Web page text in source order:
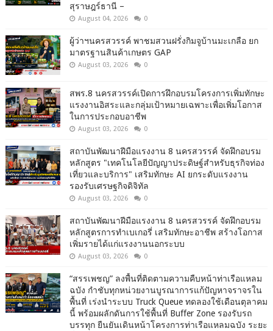
สุราษฎร์ธานี –
August 04, 2026 0
ผู้ว่าฯนครสวรรค์ พาชมสวนฝรั่งกิมจูบ้านมะเกลือ ยก
มาตรฐานสินค้าเกษตร GAP
August 03, 2026 0
สพร.8 นครสวรรค์เปิดการฝึกอบรมโครงการเพิ่มทักษะ
แรงงานอิสระและกลุ่มเป้าหมายเฉพาะเพื่อเพิ่มโอกาส
ในการประกอบอาชีพ
August 03, 2026 0
สถาบันพัฒนาฝีมือแรงงาน 8 นครสวรรค์ จัดฝึกอบรม
หลักสูตร "เทคโนโลยีปัญญาประดิษฐ์สำหรับธุรกิจท่อง
เที่ยวและบริการ" เสริมทักษะ AI ยกระดับแรงงาน
รองรับเศรษฐกิจดิจิทัล
August 03, 2026 0
สถาบันพัฒนาฝีมือแรงงาน 8 นครสวรรค์ จัดฝึกอบรม
หลักสูตรการทำเบเกอรี่ เสริมทักษะอาชีพ สร้างโอกาส
เพิ่มรายได้แก่แรงงานนอกระบบ
August 03, 2026 0
“สรรเพชญ” ลงพื้นที่ติดตามความคืบหน้าท่าเรือแหลม
ฉบัง กำชับทุกหน่วยงานบูรณาการแก้ปัญหาจราจรใน
พื้นที่ เร่งนำระบบ Truck Queue ทดลองใช้เดือนตุลาคม
นี้ พร้อมผลักดันการใช้พื้นที่ Buffer Zone รองรับรถ
บรรทุก ยืนยันเดินหน้าโครงการท่าเรือแหลมฉบัง ระยะ